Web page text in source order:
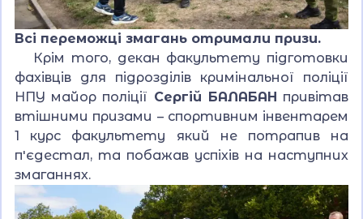
Всі переможці змагань отримали призи.
Крім того, декан факультету підготовки
фахівців для підрозділів кримінальної поліції
НПУ майор поліції Сергій БАЛАБАН привітав
втішними призами – спортивним інвентарем
1 курс факультету який не потрапив на
пʼєдестал, та побажав успіхів на наступних
змаганнях.